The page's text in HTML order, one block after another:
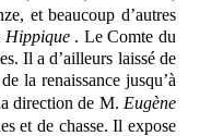
et beaucoup d’autres
Hippique . Le Comte du
Il a d’ailleurs laissé de
la renaissance jusqu’à
direction de M.Eugène
et de chasse. Il expose